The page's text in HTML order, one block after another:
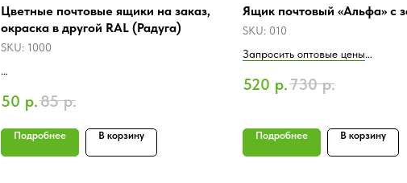
Цветные почтовые ящики на заказ,
окраска в другой RAL (Радуга)
SKU: 1000
50 р.85 р.
Подробнее В корзину
Ящик почтовый «Альфа» с
SKU: 010
Запросить оптовые цены
Розничная цена
520 р.730 р.
Подробнее В корзину